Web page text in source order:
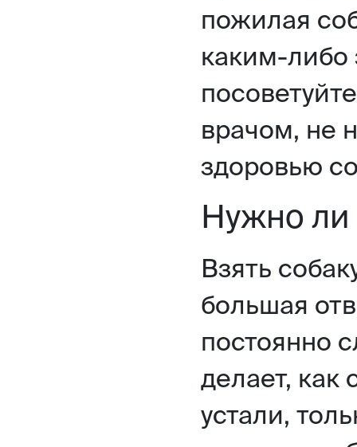
пожилая
каким-либо
врачом, не
здоровью
Нужно ли
Взять
большая
постоянно
делает, как
устали,